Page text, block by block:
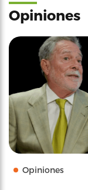
Opiniones
Opiniones